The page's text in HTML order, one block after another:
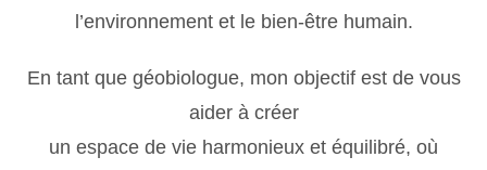
l’environnement et le bien-être humain.
En tant que géobiologue, mon objectif est de vous
aider à créer
un espace de vie harmonieux et équilibré, où